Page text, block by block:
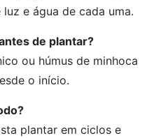
e água de cada uma.
de plantar?
ou húmus de minhoca
o início.
plantar em ciclos e